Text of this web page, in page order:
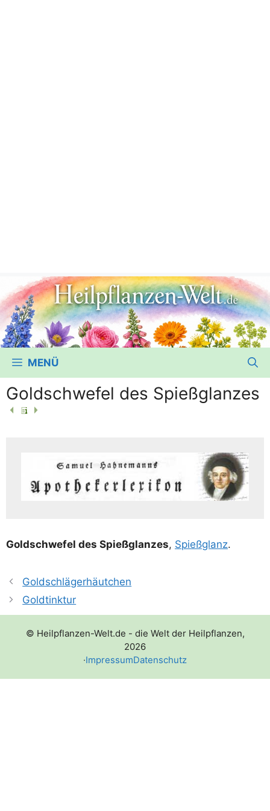
MENÜ
Goldschwefel des Spießglanzes
Gold­schwe­fel des Spieß­glan­zes, Spieß­glanz.
Goldschlägerhäutchen
Goldtinktur
© Heilpflanzen-Welt.de - die Welt der Heilpflanzen,
2026
·ImpressumDatenschutz